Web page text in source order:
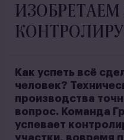
ИЗОБРЕТАЕМ
Как успеть всё
человек?
производства
вопрос. Команда
успевает
участки, вовремя